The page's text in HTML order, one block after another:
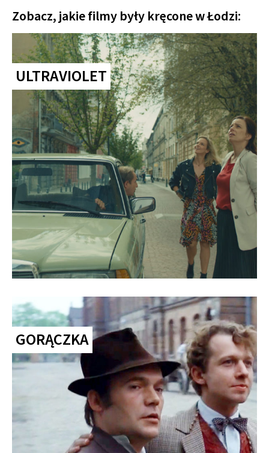
Zobacz, jakie filmy były kręcone w Łodzi:
ULTRAVIOLET
GORĄCZKA